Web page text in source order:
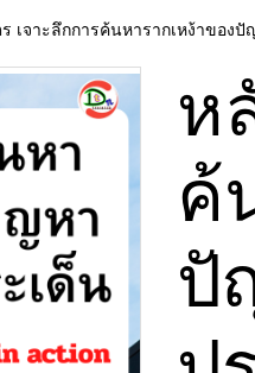
เจาะลึกการค้นหารากเหง้าของ
ห
ค้
ปั